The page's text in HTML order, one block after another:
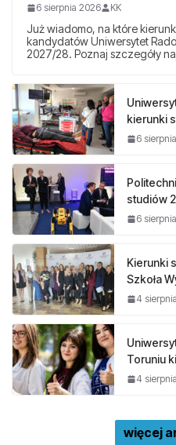
6 sierpnia 2026 KK
Już wiadomo, na które
kandydatów Uniwersytet
2027/28. Poznaj szczegóły
kierunki
6
studiów
6
Kierunki
Szkoła
4
Toruniu
4
więcej